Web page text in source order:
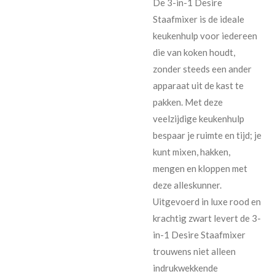
De 3-in-1 Desire
Staafmixer is de ideale
keukenhulp voor iedereen
die van koken houdt,
zonder steeds een ander
apparaat uit de kast te
pakken. Met deze
veelzijdige keukenhulp
bespaar je ruimte en tijd; je
kunt mixen, hakken,
mengen en kloppen met
deze alleskunner.
Uitgevoerd in luxe rood en
krachtig zwart levert de 3-
in-1 Desire Staafmixer
trouwens niet alleen
indrukwekkende